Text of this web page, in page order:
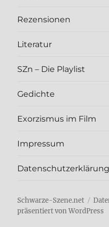
Rezen­sio­nen
Lite­ra­tur
SZn – Die Play­list
Gedich­te
Exor­zis­mus im Film
Impres­sum
Daten­schutz­er­klä­rung
Schwarze-Szene.net
präsentiert von WordPress